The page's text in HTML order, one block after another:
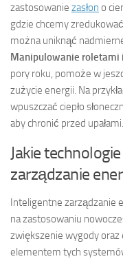
zastosowanie zasłon o
gdzie chcemy
można uniknąć
Manipulowanie roletami
pory roku, pomoże w
zużycie energii. Na
wpuszczać ciepło
aby chronić przed upałami.
Jakie
zarządzanie
Inteligentne zarządzanie
na zastosowaniu
zwiększenie wygody
elementem tych